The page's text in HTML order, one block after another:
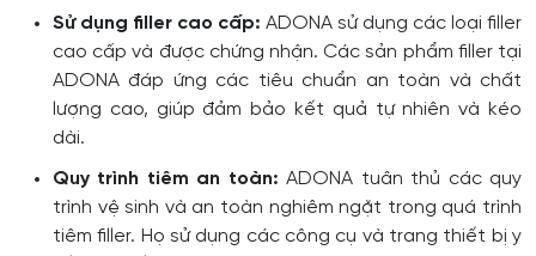
Sử dụng filler cao cấp: ADONA sử dụng các loại filler
cao cấp và được chứng nhận. Các sản phẩm filler tại
ADONA đáp ứng các tiêu chuẩn an toàn và chất
lượng cao, giúp đảm bảo kết quả tự nhiên và kéo
dài.
Quy trình tiêm an toàn: ADONA tuân thủ các quy
trình vệ sinh và an toàn nghiêm ngặt trong quá trình
tiêm filler. Họ sử dụng các công cụ và trang thiết bị y